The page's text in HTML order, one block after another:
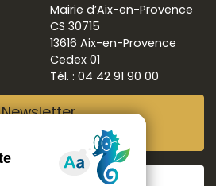
Mairie d’Aix-en-Provence
CS 30715
13616 Aix-en-Provence
Cedex 01
Tél. : 04 42 91 90 00
Newsletter